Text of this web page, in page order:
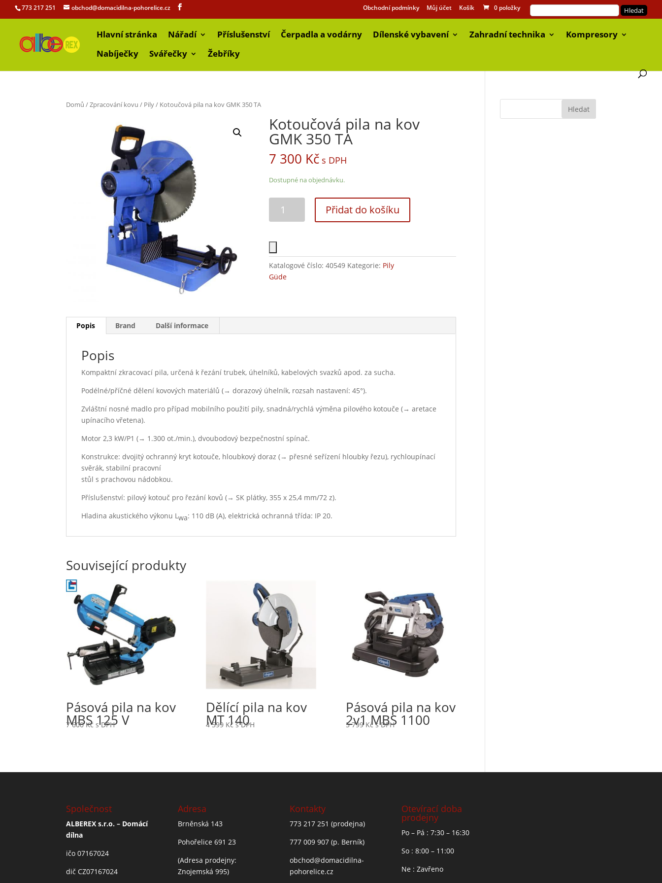
773 217 251 obchod@domacidilna-pohorelice.cz Obchodní podmínky Můj účet Košík 0 položky
Hlavní stránka Nářadí Příslušenství Čerpadla a vodárny Dílenské vybavení Zahradní technika
Kompresory
Nabíječky
Svářečky Žebříky
Domů /Zpracování kovu / Pily/ Kotoučová pila na kov GMK 350 TA
Kotoučová pila na kov
GMK 350 TA
7 300 Kč s DPH
Dostupné na objednávku.
Přidat do košíku
Katalogové číslo:40549 Kategorie: Pily
Güde
Popis Brand Další informace
Popis
Kompaktní zkracovací pila, určená k řezání trubek, úhelníků, kabelových svazků apod. za sucha.
Podélné/příčné dělení kovových materiálů (→ dorazový úhelník, rozsah nastavení: 45°).
Zvláštní nosné madlo pro případ mobilního použití pily, snadná/rychlá výměna pilového kotouče (→ aretace
upínacího vřetena).
Motor 2,3 kW/P1 (→ 1.300 ot./min.), dvoubodový bezpečnostní spínač.
Konstrukce: dvojitý ochranný kryt kotouče, hloubkový doraz (→ přesné seřízení hloubky řezu), rychloupínací
svěrák, stabilní pracovní
stůl s prachovou nádobkou.
Příslušenství: pilový kotouč pro řezání kovů (→ SK plátky, 355 x 25,4 mm/72 z).
Hladina akustického výkonu Lwa: 110 dB (A), elektrická ochranná třída: IP 20.
Související produkty
Pásová pila na kov
MBS 125 V
7 600Kč s DPH
Dělící pila na kov
MT 140
4 599 Kč s DPH
Pásová pila na kov
2v1 MBS 1100
5 799 Kč s DPH
Společnost
ALBEREX s.r.o. – Domácí
dílna
ičo 07167024
dič CZ07167024
Adresa
Brněnská 143
Pohořelice 691 23
(Adresa prodejny:
Znojemská 995)
Kontakty
773 217 251 (prodejna)
777 009 907 (p. Berník)
obchod@domacidilna-
pohorelice.cz
Otevírací doba
prodejny
Po – Pá : 7:30 – 16:30
So : 8:00 – 11:00
Ne : Zavřeno